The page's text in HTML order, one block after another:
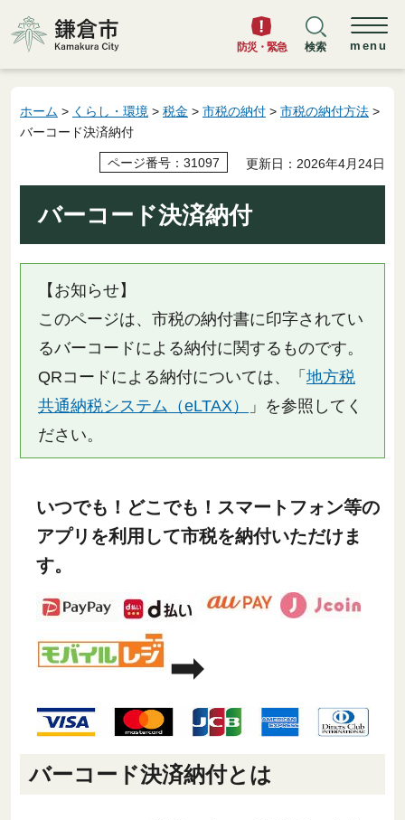
鎌倉市
防災・緊急 検索 menu
ホーム > くらし・環境 > 税金 > 市税の納付 > 市税の納付方法 >
バーコード決済納付
ページ番号：31097 更新日：2026年4月24日
バーコード決済納付
【お知らせ】
このページは、市税の納付書に印字されてい
るバーコードによる納付に関するものです。
QRコードによる納付については、「 地方税
共通納税システム（eLTAX）
」を参照してく
ださい。
いつでも！どこでも！スマートフォン等の
アプリを利用して市税を納付いただけま
す。
➡
バーコード決済納付とは